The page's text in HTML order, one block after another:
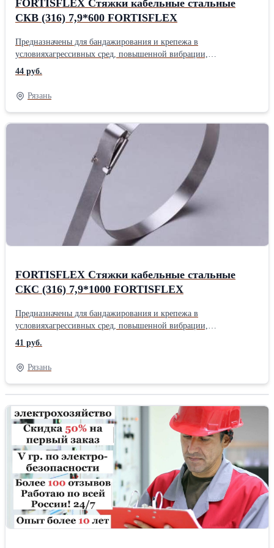
FORTISFLEX Стяжки кабельные стальные
СКВ (316) 7,9*600 FORTISFLEX
Предназначены для бандажирования и крепежа в
условияхагрессивных сред, повышенной вибрации,
радиации,влажности и экстремального перепада температур
Материал: нержавеющая корабельная сталь AISI 316 Обладают
повышенной коррозионной стойкостью кхимическим
соединениям и морской воде В отличие от других стяжек из
нержавеющей стали гарантируютнеизменное натяжение при
циклах нагрева-остывания,компенсируя коэффициент
температурного расширения Волнообразная форма стяжки
обеспечивает постоянноепружинное усилие обхвата и натяжение
при бандажированиитвердых поверхностей Сохраняют все
прочие качества стандартных стяжек из нержавеющей стали,
оснащенных шариковым замковым механизмом Немагнитная
сталь ленты и замкового механизма Температура эксплуатации:
от -80 С до +538 С Для наружной и внутренней установки
Шариковый самофиксирующийся замок одностороннего хода
Надежный крепеж и фиксация даже в масляной среде
Инструмент для монтажа: TG-02, TG-05Производитель:
44 руб.
Рязань
FORTISFLEX Стяжки кабельные стальные
СКС (316) 7,9*1000 FORTISFLEX
Предназначены для бандажирования и крепежа в
условияхагрессивных сред, повышенной вибрации,
радиации,влажности и экстремального перепада температур
Материал: нержавеющая корабельная сталь AISI 316 Обладают
повышенной коррозионной стойкостью кхимическим
соединениям и морской воде Немагнитная сталь ленты и
замкового механизма Покрытие: отсутствует Температура
установки Шариковый самофиксирующийся замок
одностороннего хода Усовершенствованный замковый механизм.
Специальнаяобработка поверхности шарика обеспечивает
надежнуюфиксацию и исключает обратное проскальзывание
ленты Минимальное усилие при затяжке Надежный крепеж и
фиксация даже в масляной среде Инструмент для монтажа: TG-
02, TG-05Производитель: FORTISFLEX Тип: Стяжка для кабеля
Вес: 0.0
41 руб.
Рязань